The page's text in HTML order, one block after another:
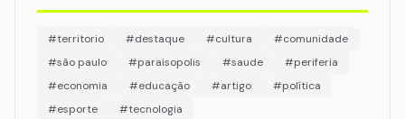
#territorio #destaque #cultura
#comunidade
#são paulo
#paraisopolis #saude
#periferia
#economia
#educação #artigo
#política
#esporte
#tecnologia